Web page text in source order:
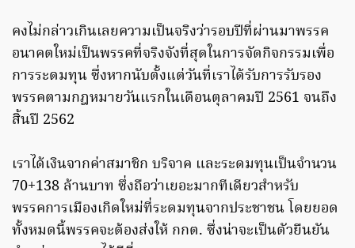
คงไม่กล่าวเกินเลยความเป็นจริงว่ารอบปีที่ผ่านมาพรรค
อนาคตใหม่เป็นพรรคที่จริงจังที่สุดในการจัดกิจกรรมเพื่อ
การระดมทุน ซึ่งหากนับตั้งแต่วันที่เราได้รับการรับรอง
พรรคตามกฎหมายวันแรกในเดือนตุลาคมปี 2561 จนถึง
สิ้นปี 2562
เราได้เงินจากค่าสมาชิก บริจาค และระดมทุนเป็นจำนวน
70+138 ล้านบาท ซึ่งถือว่าเยอะมากทีเดียวสำหรับ
พรรคการเมืองเกิดใหม่ที่ระดมทุนจากประชาชน โดยยอด
ทั้งหมดนี้พรรคจะต้องส่งให้ กกต. ซึ่งน่าจะเป็นตัวยืนยัน